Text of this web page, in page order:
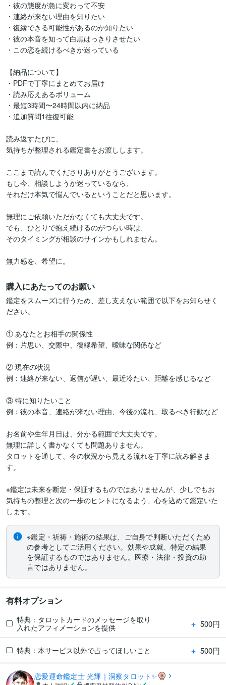
・彼の態度が急に変わって不安
・連絡が来ない理由を知りたい
・復縁できる可能性があるのか知りたい
・彼の本音を知って白黒はっきりさせたい
・この恋を続けるべきか迷っている
【納品について】
・PDFで丁寧にまとめてお届け
・読み応えあるボリューム
・最短3時間〜24時間以内に納品
・追加質問1往復可能
読み返すたびに、
気持ちが整理される鑑定書をお渡しします。
ここまで読んでくださりありがとうございます。
もし今、相談しようか迷っているなら、
それだけ本気で悩んでいるということだと思います。
無理にご依頼いただかなくても大丈夫です。
でも、ひとりで抱え続けるのがつらい時は、
そのタイミングが相談のサインかもしれません。
購入にあたってのお願い
鑑定をスムーズに行うため、差し支えない範囲で以下をお知らせく
ださい。
① あなたとお相手の関係性
例：片思い、交際中、復縁希望、曖昧な関係など
② 現在の状況
例：連絡が来ない、返信が遅い、最近冷たい、距離を感じるなど
③ 特に知りたいこと
例：彼の本音、連絡が来ない理由、今後の流れ、取るべき行動など
お名前や生年月日は、分かる範囲で大丈夫です。
無理に詳しく書かなくても問題ありません。
タロットを通して、今の状況から見える流れを丁寧に読み解きま
す。
※鑑定は未来を断定・保証するものではありませんが、少しでもお
気持ちの整理と次の一歩のヒントになるよう、心を込めて鑑定いた
します。
※鑑定・祈祷・施術の結果は、ご自身で判断いただくため
の参考としてご活用ください。効果や成就、特定の結果
を保証するものではありません。医療・法律・投資の助
言ではありません。
有料オプション
特典：タロットカードのメッセージを取り
入れたアフィメーションを提供
＋ 500円
特典：本サービス以外で占ってほしいこと ＋ 500円
恋愛運命鑑定士 光輝｜洞察タロット✨️